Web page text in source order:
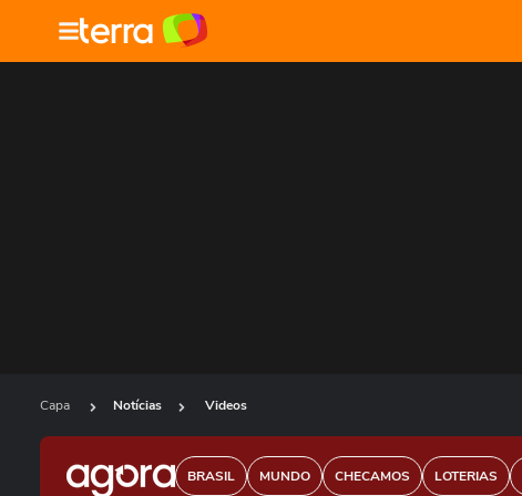
Capa Notícias Videos
BRASIL MUNDO CHECAMOS LOTERIAS